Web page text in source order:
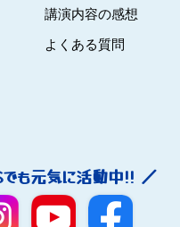
講演内容の感想
よくある質問
も元気に活動中!! ／